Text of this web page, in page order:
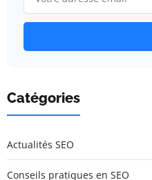
Catégories
Actualités SEO
Conseils pratiques en SEO